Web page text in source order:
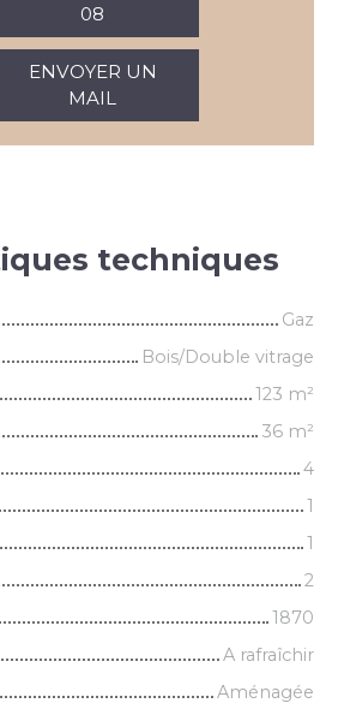
08
ENVOYER UN
MAIL
techniques
Gaz
Bois/Double vitrage
123 m²
36 m²
4
1
1
2
1870
A rafraîchir
Aménagée